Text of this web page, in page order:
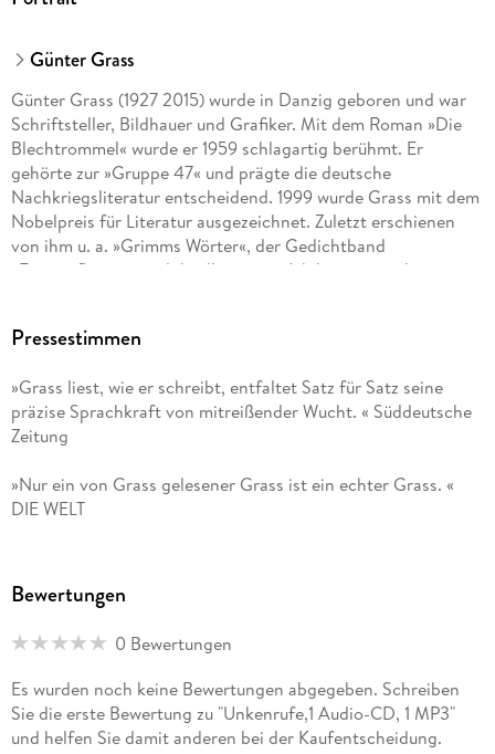
Günter Grass
Günter Grass (1927 2015) wurde in Danzig geboren und war
Schriftsteller, Bildhauer und Grafiker. Mit dem Roman »Die
Blechtrommel« wurde er 1959 schlagartig berühmt. Er
gehörte zur »Gruppe 47« und prägte die deutsche
Nachkriegsliteratur entscheidend. 1999 wurde Grass mit dem
Nobelpreis für Literatur ausgezeichnet. Zuletzt erschienen
von ihm u. a. »Grimms Wörter«, der Gedichtband
»Eintagsfliegen« und die illustrierte Jubiläumsausgabe seines
Pressestimmen
»Grass liest, wie er schreibt, entfaltet Satz für Satz seine
präzise Sprachkraft von mitreißender Wucht. « Süddeutsche
Zeitung
»Nur ein von Grass gelesener Grass ist ein echter Grass. «
DIE WELT
Bewertungen
0 Bewertungen
Es wurden noch keine Bewertungen abgegeben. Schreiben
Sie die erste Bewertung zu "Unkenrufe,1 Audio-CD, 1 MP3"
und helfen Sie damit anderen bei der Kaufentscheidung.